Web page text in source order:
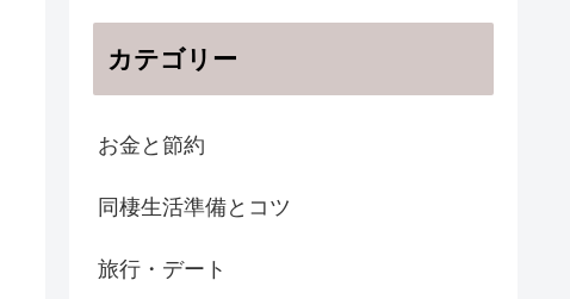
カテゴリー
お金と節約
同棲生活準備とコツ
旅行・デート